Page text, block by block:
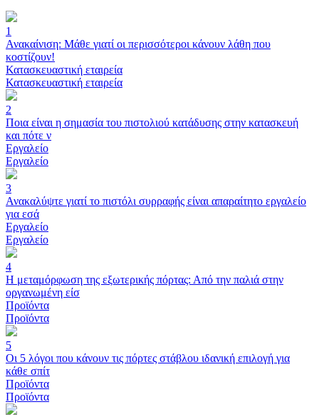
1
Ανακαίνιση: Μάθε γιατί οι περισσότεροι κάνουν λάθη που
κοστίζουν!
Κατασκευαστική εταιρεία
Κατασκευαστική εταιρεία
2
Ποια είναι η σημασία του πιστολιού κατάδυσης στην κατασκευή
και πότε ν
Εργαλείο
Εργαλείο
3
Ανακαλύψτε γιατί το πιστόλι συρραφής είναι απαραίτητο εργαλείο
για εσά
Εργαλείο
Εργαλείο
4
Η μεταμόρφωση της εξωτερικής πόρτας: Από την παλιά στην
οργανωμένη είσ
Προϊόντα
Προϊόντα
5
Οι 5 λόγοι που κάνουν τις πόρτες στάβλου ιδανική επιλογή για
κάθε σπίτ
Προϊόντα
Προϊόντα